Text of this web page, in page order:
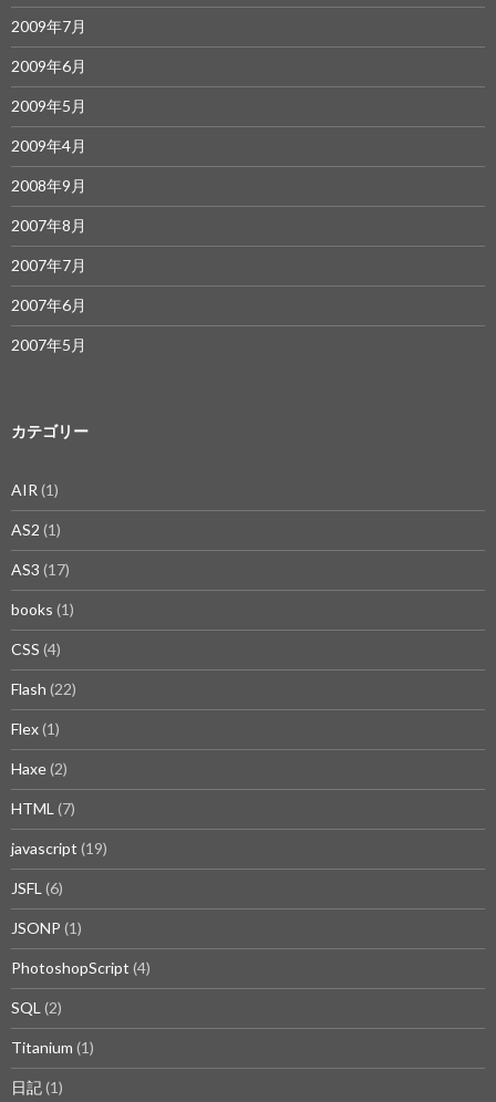
2009年7月
2009年6月
2009年5月
2009年4月
2008年9月
2007年8月
2007年7月
2007年6月
2007年5月
カテゴリー
AIR (1)
AS2 (1)
AS3 (17)
books (1)
CSS (4)
Flash (22)
Flex(1)
Haxe(2)
HTML (7)
javascript (19)
JSFL (6)
JSONP (1)
PhotoshopScript (4)
SQL (2)
Titanium (1)
日記(1)